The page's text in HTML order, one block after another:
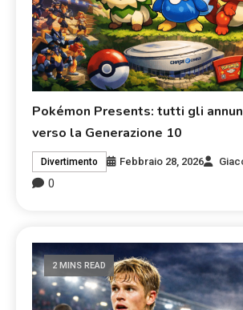
Pokémon Presents: tutti gli
verso la Generazione 10
Divertimento Febbraio 28, 2026
0
2 MINS READ